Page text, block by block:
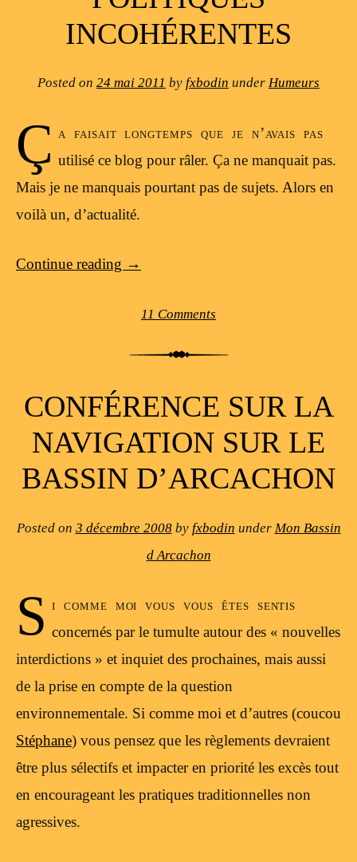
INCOHÉRENTES
Posted on 24 mai 2011 by fxbodin under Humeurs
Ç a faisait longtemps que je n’avais pas
utilisé ce blog pour râler. Ça ne manquait pas.
Mais je ne manquais pourtant pas de sujets. Alors en
voilà un, d’actualité.
Continue reading →
11 Comments
CONFÉRENCE SUR LA
NAVIGATION SUR LE
BASSIN D’ARCACHON
Posted on 3 décembre 2008by fxbodin under Mon Bassin
d Arcachon
S i comme moi vous vous êtes sentis
concernés par le tumulte autour des « nouvelles
interdictions » et inquiet des prochaines, mais aussi
de la prise en compte de la question
environnementale. Si comme moi et d’autres (coucou
Stéphane) vous pensez que les règlements devraient
être plus sélectifs et impacter en priorité les excès tout
en encourageant les pratiques traditionnelles non
agressives.